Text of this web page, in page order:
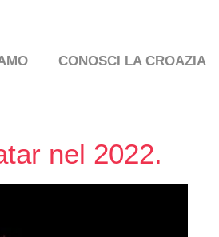
CONOSCI LA CROAZIA
nel 2022.